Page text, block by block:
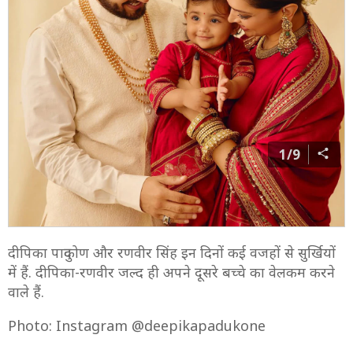
1/9
दीपिका पादुकोण और रणवीर सिंह इन दिनों कई वजहों से सुर्खियों
में हैं. दीपिका-रणवीर जल्द ही अपने दूसरे बच्चे का वेलकम करने
वाले हैं.
Photo: Instagram @deepikapadukone